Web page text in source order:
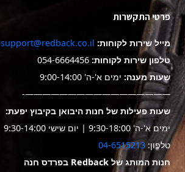
פרטי התקשרות
מייל שירות לקוחות: support@redback.co.il
טלפון שירות לקוחות: 054-6664456
שעות מענה: ימים א'-ה' 9:00-14:00
—————————————————-
שעות פעילות של חנות היבואן בקיבוץ יפעת:
ימים א'-ה' 9:30-18:00 | יום שישי 9:30-14:00
טלפון: 04-6515213
חנות המותג של Redback בפרדס חנה